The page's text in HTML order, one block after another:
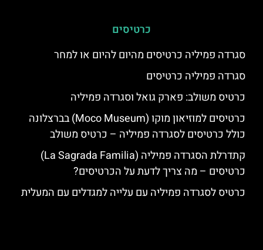
כרטיסים
סגרדה פמיליה כרטיסים מהיום להיום או למחר
סגרדה פמיליה כרטיסים
כרטיס משולב: פארק גואל וסגרדה פמיליה
כרטיסים למוזיאון מוקו (Moco Museum) בברצלונה
כולל כרטיסים לסגרדה פמיליה – כרטיס משולב
קתדרלת הסגרדה פמיליה (La Sagrada Familia)
כרטיסים – מה צריך לדעת על הכרטיסים?
כרטיס לסגרדה פמיליה עם עלייה למגדלים עם המעלית